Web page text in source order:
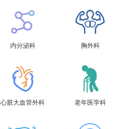
内分泌科 胸外科
心脏大血管外科 老年医学科